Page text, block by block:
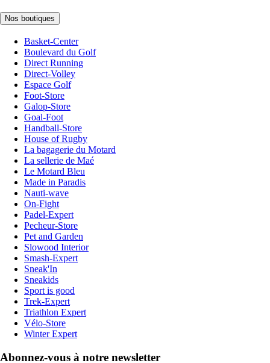
Nos boutiques
Basket-Center
Boulevard du Golf
Direct Running
Direct-Volley
Espace Golf
Foot-Store
Galop-Store
Goal-Foot
Handball-Store
House of Rugby
La bagagerie du Motard
La sellerie de Maé
Le Motard Bleu
Made in Paradis
Nauti-wave
On-Fight
Padel-Expert
Pecheur-Store
Pet and Garden
Slowood Interior
Smash-Expert
Sneak'In
Sneakids
Sport is good
Trek-Expert
Triathlon Expert
Vélo-Store
Winter Expert
Abonnez-vous à notre newsletter